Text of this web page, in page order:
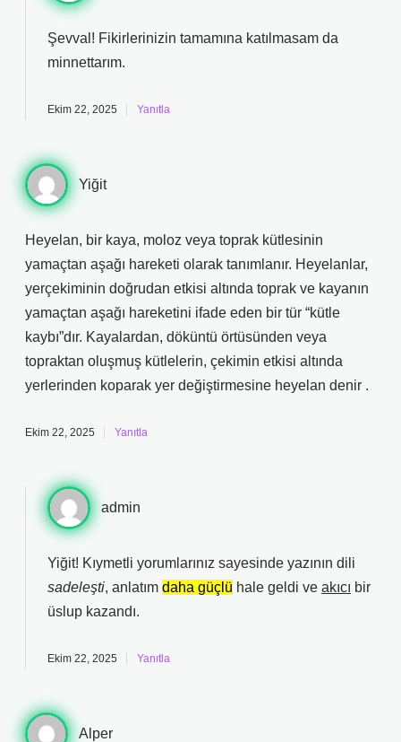
Şevval! Fikirlerinizin tamamına katılmasam da
minnettarım.
Ekim 22, 2025 Yanıtla
Yiğit
Heyelan, bir kaya, moloz veya toprak kütlesinin
yamaçtan aşağı hareketi olarak tanımlanır. Heyelanlar,
yerçekiminin doğrudan etkisi altında toprak ve kayanın
yamaçtan aşağı hareketini ifade eden bir tür “kütle
kaybı”dır. Kayalardan, döküntü örtüsünden veya
topraktan oluşmuş kütlelerin, çekimin etkisi altında
yerlerinden koparak yer değiştirmesine heyelan denir .
Ekim 22, 2025 Yanıtla
admin
Yiğit! Kıymetli yorumlarınız sayesinde yazının dili
sadeleşti, anlatım daha güçlü hale geldi ve akıcı bir
üslup kazandı.
Ekim 22, 2025 Yanıtla
Alper